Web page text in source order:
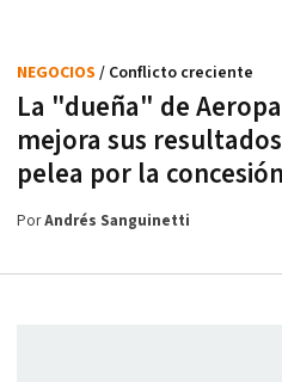
La "dueña" de
mejora sus
pelea por la concesión
NEGOCIOS / Conflicto creciente
PorAndrés Sanguinetti